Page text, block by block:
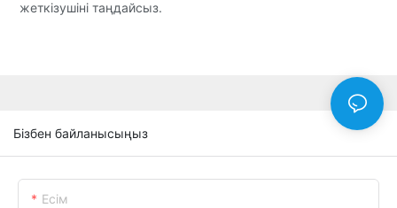
жеткізушіні таңдайсыз.
Бізбен байланысыңыз
Есім